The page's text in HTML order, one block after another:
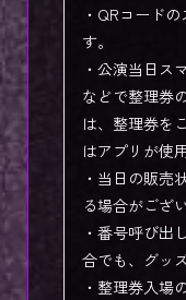
・QRコード
す。
・公演当日ス
などで整理券
は、整理券を
はアプリが使
・当日の販売
る場合がござ
・番号呼び出
合でも、グッ
・整理券入場